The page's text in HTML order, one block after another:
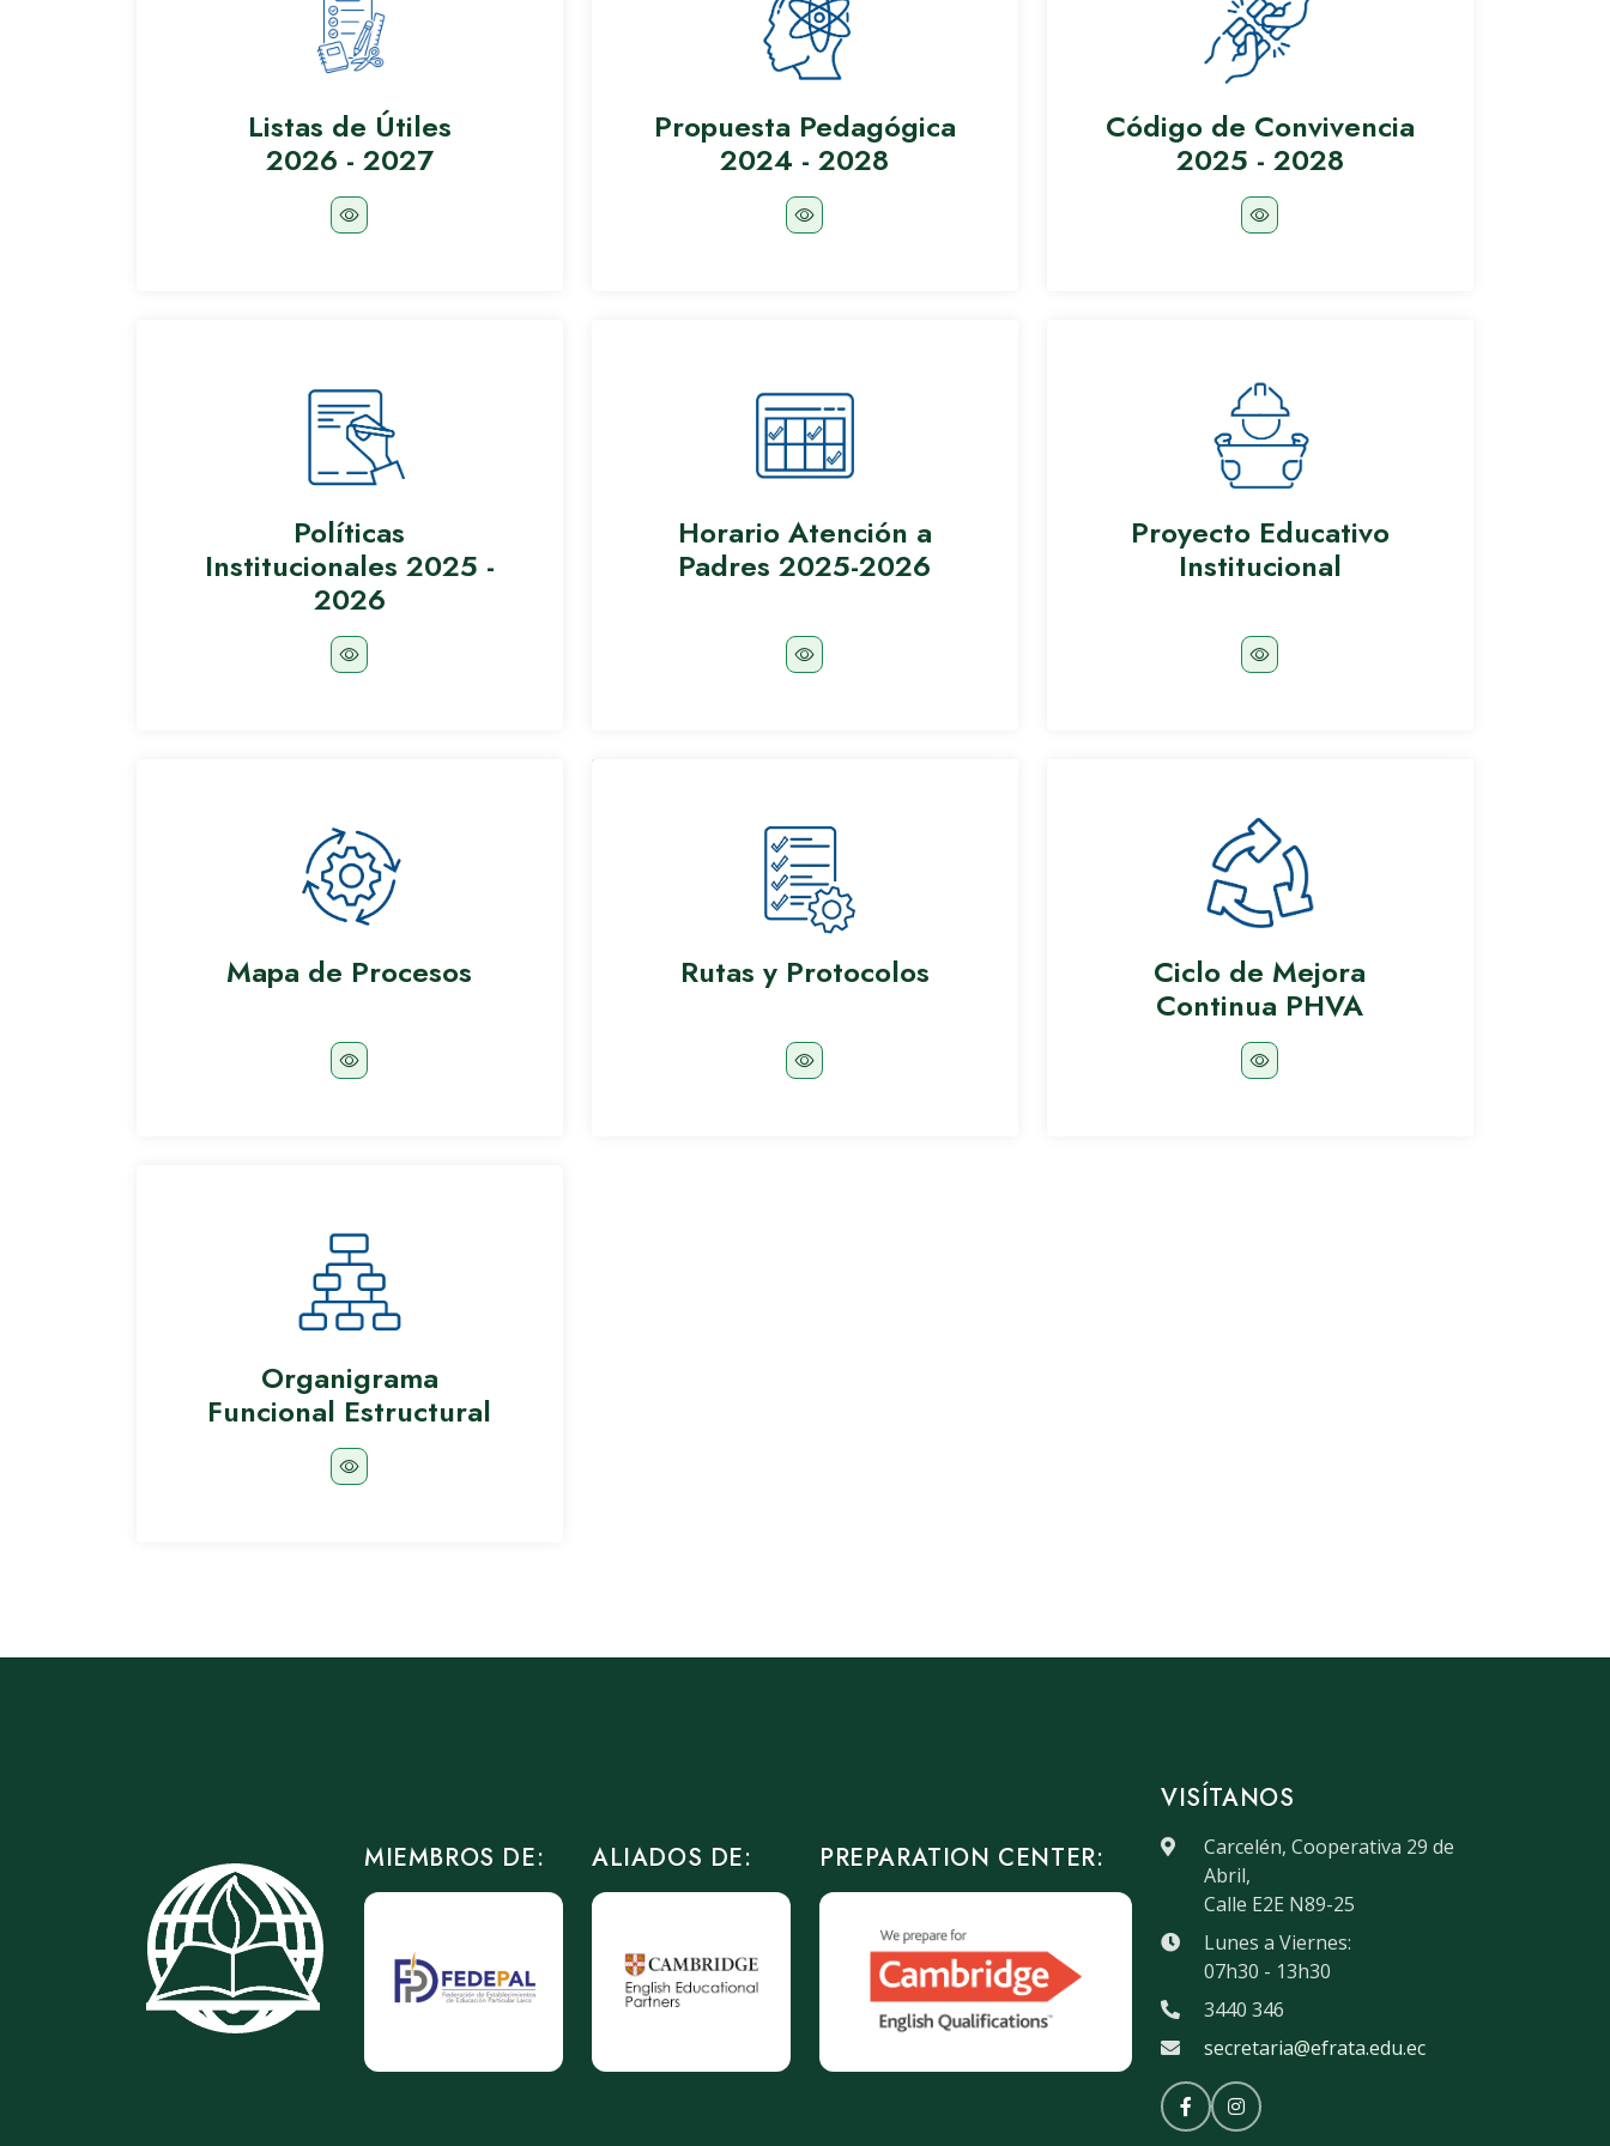
Listas de Útiles
2026 - 2027
Propuesta Pedagógica
2024 - 2028
Código de Convivencia
2025 - 2028
Políticas
Institucionales 2025 -
2026
Horario Atención a
Padres 2025-2026
Proyecto Educativo
Institucional
Mapa de Procesos Rutas y Protocolos
Ciclo de Mejora
Continua PHVA
Organigrama
Funcional Estructural
MIEMBROS DE: ALIADOS DE: PREPARATION CENTER:
VISÍTANOS
Carcelén, Cooperativa 29 de
Abril,
Calle E2E N89-25
Lunes a Viernes:
07h30 - 13h30
3440 346
secretaria@efrata.edu.ec